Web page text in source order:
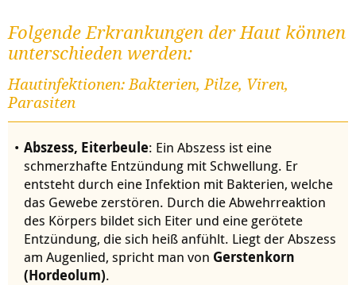
Folgende Erkrankungen der Haut können
unterschieden werden:
Hautinfektionen: Bakterien, Pilze, Viren,
Parasiten
Abszess, Eiterbeule: Ein Abszess ist eine
schmerzhafte Entzündung mit Schwellung. Er
entsteht durch eine Infektion mit Bakterien, welche
das Gewebe zerstören. Durch die Abwehrreaktion
des Körpers bildet sich Eiter und eine gerötete
Entzündung, die sich heiß anfühlt. Liegt der Abszess
am Augenlied, spricht man von Gerstenkorn
(Hordeolum).